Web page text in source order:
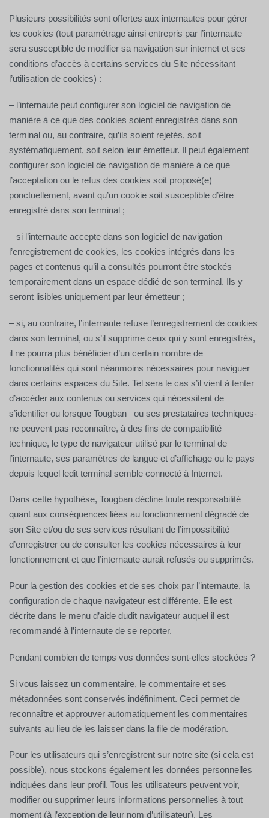
Plusieurs possibilités sont offertes aux internautes pour gérer
les cookies (tout paramétrage ainsi entrepris par l’internaute
sera susceptible de modifier sa navigation sur internet et ses
conditions d’accès à certains services du Site nécessitant
l’utilisation de cookies) :
– l’internaute peut configurer son logiciel de navigation de
manière à ce que des cookies soient enregistrés dans son
terminal ou, au contraire, qu’ils soient rejetés, soit
systématiquement, soit selon leur émetteur. Il peut également
configurer son logiciel de navigation de manière à ce que
l’acceptation ou le refus des cookies soit proposé(e)
ponctuellement, avant qu’un cookie soit susceptible d’être
enregistré dans son terminal ;
– si l’internaute accepte dans son logiciel de navigation
l’enregistrement de cookies, les cookies intégrés dans les
pages et contenus qu’il a consultés pourront être stockés
temporairement dans un espace dédié de son terminal. Ils y
seront lisibles uniquement par leur émetteur ;
– si, au contraire, l’internaute refuse l’enregistrement de cookies
dans son terminal, ou s’il supprime ceux qui y sont enregistrés,
il ne pourra plus bénéficier d’un certain nombre de
fonctionnalités qui sont néanmoins nécessaires pour naviguer
dans certains espaces du Site. Tel sera le cas s’il vient à tenter
d’accéder aux contenus ou services qui nécessitent de
s’identifier ou lorsque Tougban –ou ses prestataires techniques-
ne peuvent pas reconnaître, à des fins de compatibilité
technique, le type de navigateur utilisé par le terminal de
l’internaute, ses paramètres de langue et d’affichage ou le pays
depuis lequel ledit terminal semble connecté à Internet.
Dans cette hypothèse, Tougban décline toute responsabilité
quant aux conséquences liées au fonctionnement dégradé de
son Site et/ou de ses services résultant de l’impossibilité
d’enregistrer ou de consulter les cookies nécessaires à leur
fonctionnement et que l’internaute aurait refusés ou supprimés.
Pour la gestion des cookies et de ses choix par l’internaute, la
configuration de chaque navigateur est différente. Elle est
décrite dans le menu d’aide dudit navigateur auquel il est
recommandé à l’internaute de se reporter.
Pendant combien de temps vos données sont-elles stockées ?
Si vous laissez un commentaire, le commentaire et ses
métadonnées sont conservés indéfiniment. Ceci permet de
reconnaître et approuver automatiquement les commentaires
suivants au lieu de les laisser dans la file de modération.
Pour les utilisateurs qui s’enregistrent sur notre site (si cela est
possible), nous stockons également les données personnelles
indiquées dans leur profil. Tous les utilisateurs peuvent voir,
modifier ou supprimer leurs informations personnelles à tout
moment (à l’exception de leur nom d’utilisateur). Les